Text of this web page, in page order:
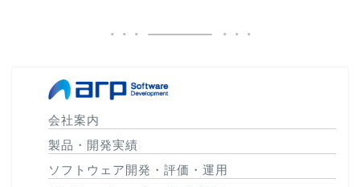
会社案内
製品・開発実績
ソフトウェア開発・評価・運用